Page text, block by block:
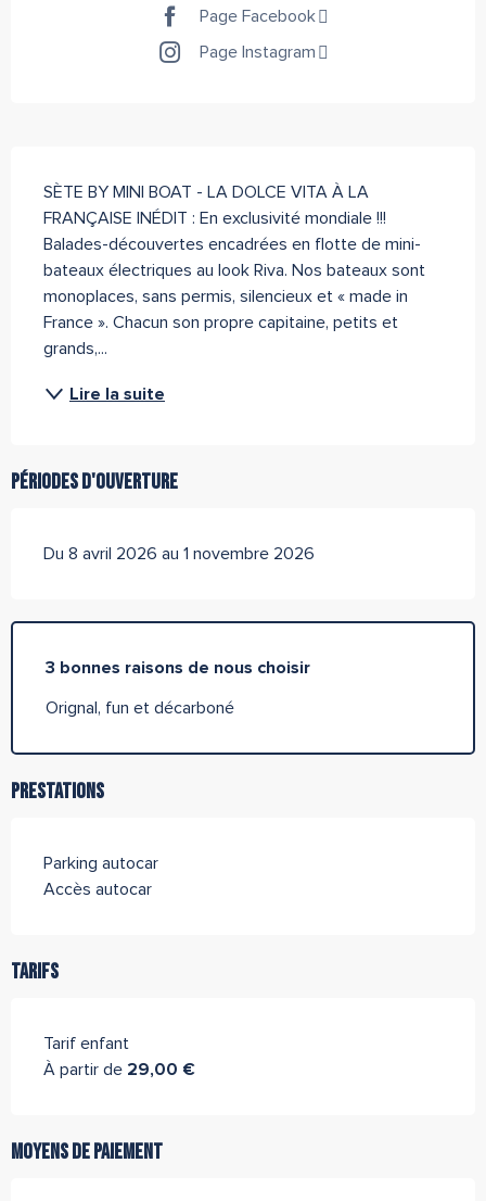
Page Facebook
Page Instagram
Description
SÈTE BY MINI BOAT - LA DOLCE VITA À LA
FRANÇAISE INÉDIT : En exclusivité mondiale !!!
Balades-découvertes encadrées en flotte de mini-
bateaux électriques au look Riva. Nos bateaux sont
monoplaces, sans permis, silencieux et « made in
France ». Chacun son propre capitaine, petits et
grands,...
Lire la suite
Périodes d'ouverture
Du 8 avril 2026 au 1 novembre 2026
3 bonnes raisons de nous choisir
Orignal, fun et décarboné
Prestations
Parking autocar
Accès autocar
Tarifs
Tarif enfant
À partir de 29,00 €
Moyens de paiement